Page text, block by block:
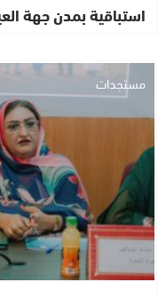
استباقية بمدن جهة
مستجدات